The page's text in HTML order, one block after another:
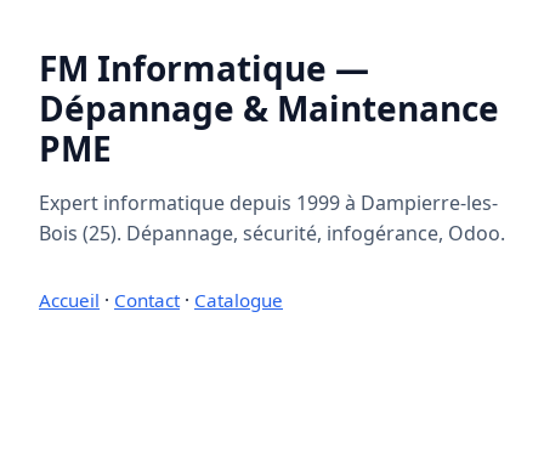
FM Informatique —
Dépannage & Maintenance
PME
Expert informatique depuis 1999 à Dampierre-les-
Bois (25). Dépannage, sécurité, infogérance, Odoo.
Accueil · Contact· Catalogue